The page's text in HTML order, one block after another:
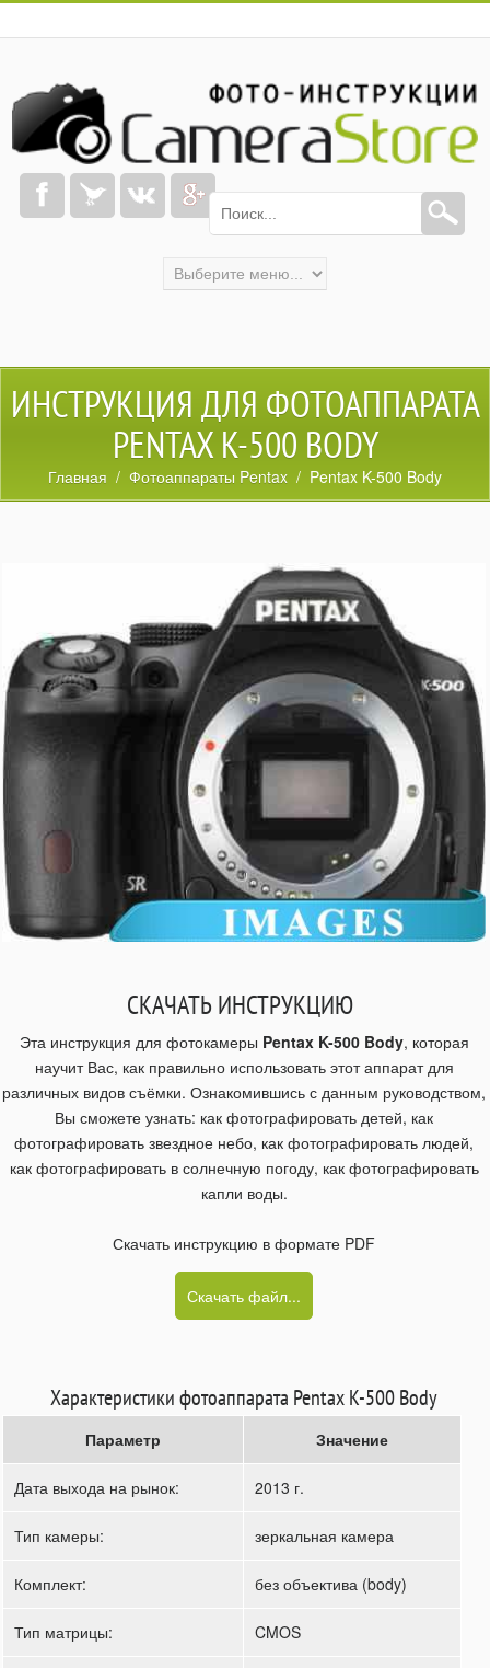
ИНСТРУКЦИЯ ДЛЯ ФОТОАППАРАТА
PENTAX K-500 BODY
Главная / Фотоаппараты Pentax / Pentax K-500 Body
СКАЧАТЬ ИНСТРУКЦИЮ
Эта инструкция для фотокамеры Pentax K-500 Body, которая
научит Вас, как правильно использовать этот аппарат для
различных видов съёмки. Ознакомившись с данным руководством,
Вы сможете узнать: как фотографировать детей, как
фотографировать звездное небо, как фотографировать людей,
как фотографировать в солнечную погоду, как фотографировать
капли воды.
Скачать инструкцию в формате PDF
Скачать файл...
Характеристики фотоаппарата Pentax K-500 Body
Параметр Значение
Дата выхода на рынок: 2013 г.
Тип камеры: зеркальная камера
Комплект: без объектива (body)
Тип матрицы: CMOS